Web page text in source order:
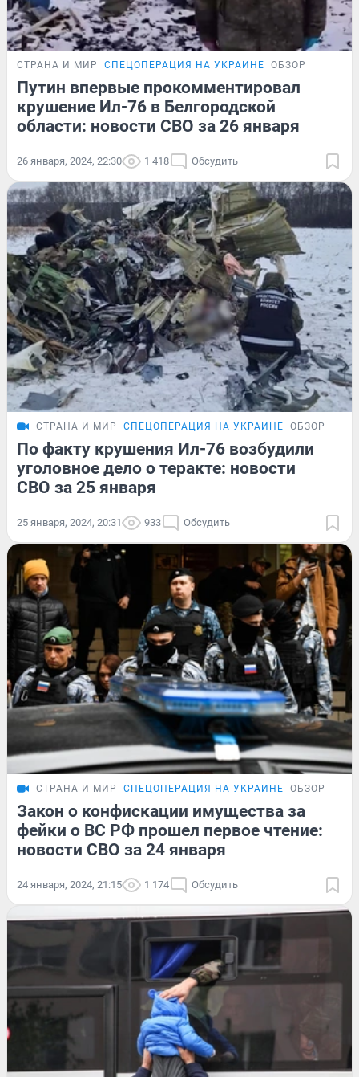
СТРАНА И МИР СПЕЦОПЕРАЦИЯ НА УКРАИНЕ ОБЗОР
Путин впервые прокомментировал
крушение Ил-76 в Белгородской
области: новости СВО за 26 января
26 января, 2024, 22:30 1 418 Обсудить
СТРАНА И МИР СПЕЦОПЕРАЦИЯ НА УКРАИНЕ ОБЗОР
По факту крушения Ил-76 возбудили
уголовное дело о теракте: новости
СВО за 25 января
25 января, 2024, 20:31 933 Обсудить
СТРАНА И МИР СПЕЦОПЕРАЦИЯ НА УКРАИНЕ ОБЗОР
Закон о конфискации имущества за
фейки о ВС РФ прошел первое чтение:
новости СВО за 24 января
24 января, 2024, 21:15 1 174 Обсудить